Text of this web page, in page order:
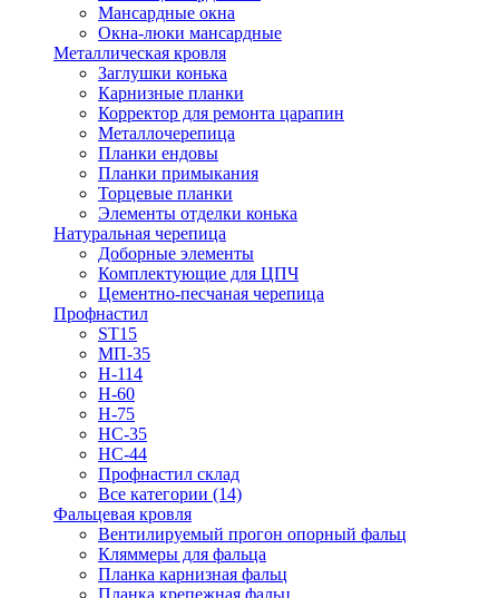
Мансардные окна
Окна-люки мансардные
Металлическая кровля
Заглушки конька
Карнизные планки
Корректор для ремонта царапин
Металлочерепица
Планки ендовы
Планки примыкания
Торцевые планки
Элементы отделки конька
Натуральная черепица
Доборные элементы
Комплектующие для ЦПЧ
Цементно-песчаная черепица
Профнастил
ST15
МП-35
Н-114
Н-60
Н-75
НС-35
НС-44
Профнастил склад
Все категории (14)
Фальцевая кровля
Вентилируемый прогон опорный фальц
Кляммеры для фальца
Планка карнизная фальц
Планка крепежная фальц